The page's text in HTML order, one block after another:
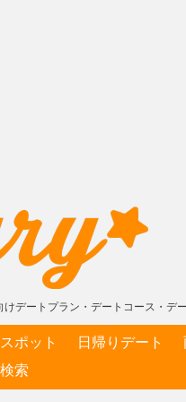
デートプラン・デートコース・デ
ポット 日帰りデート
検索